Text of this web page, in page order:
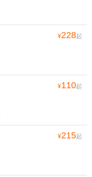
¥228起
¥110起
¥215起